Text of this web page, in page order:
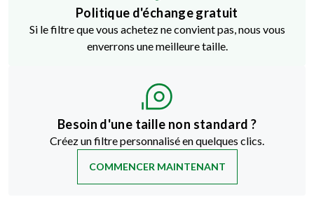
Politique d'échange gratuit
Si le filtre que vous achetez ne convient pas, nous vous
enverrons une meilleure taille.
Besoin d'une taille non standard ?
Créez un filtre personnalisé en quelques clics.
COMMENCER MAINTENANT